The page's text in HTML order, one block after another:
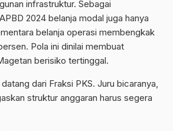
infrastruktur. Sebagai
2024 belanja modal juga hanya
belanja operasi membengkak
Pola ini dinilai membuat
berisiko tertinggal.
dari Fraksi PKS. Juru bicaranya,
struktur anggaran harus segera